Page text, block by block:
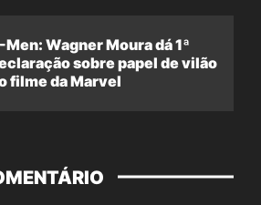
Men: Wagner Moura dá 1ª
sobre papel de vilão
filme da Marvel